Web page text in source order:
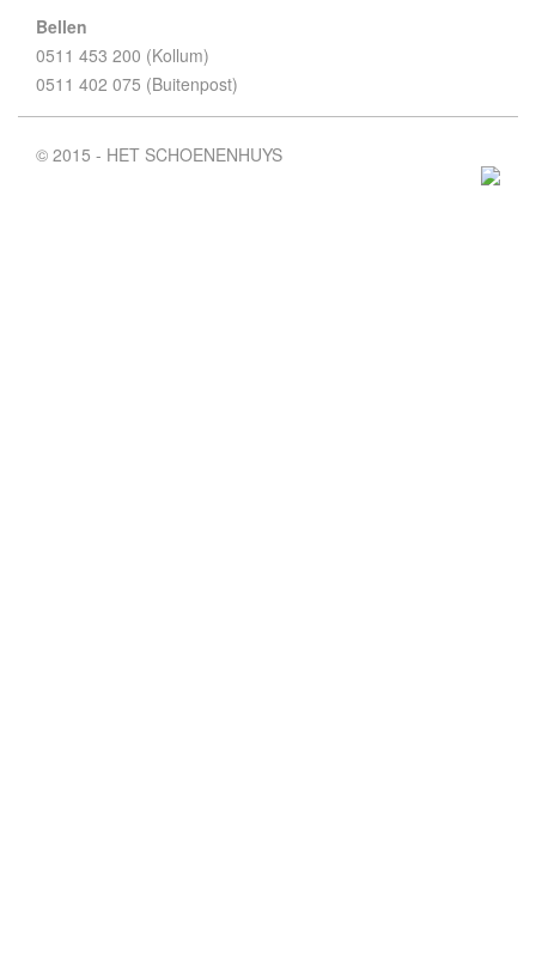
Bellen
0511 453 200 (Kollum)
0511 402 075 (Buitenpost)
© 2015 - HET SCHOENENHUYS